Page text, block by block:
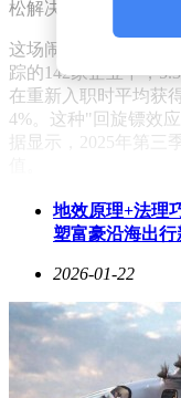
松解决的故障，现在
这场闹剧正在引发行
踪的142家企业中，
在重新入职时平均获
4%。这种"回旋镖效
据显示，2025年第
Oxford Economics的
有4.5%真正由技术替
的就业数据分析显示
接反驳了"AI正在吞噬
重大技术变革对就业
个月就能定论。
Salesforce的案例暴
地效原理+法理
塑富豪沿海出行
2026-01-22